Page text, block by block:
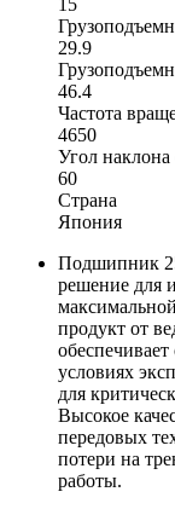
29.9
46.4
Частота
4650
Угол наклона
60
Страна
Япония
Подшипник
решение для
продукт от
условиях
для
Высокое
передовых
потери на
работы.